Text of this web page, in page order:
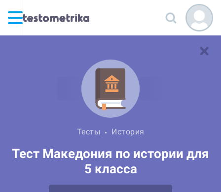
Тесты История
Тест Македония по истории для
5 класса